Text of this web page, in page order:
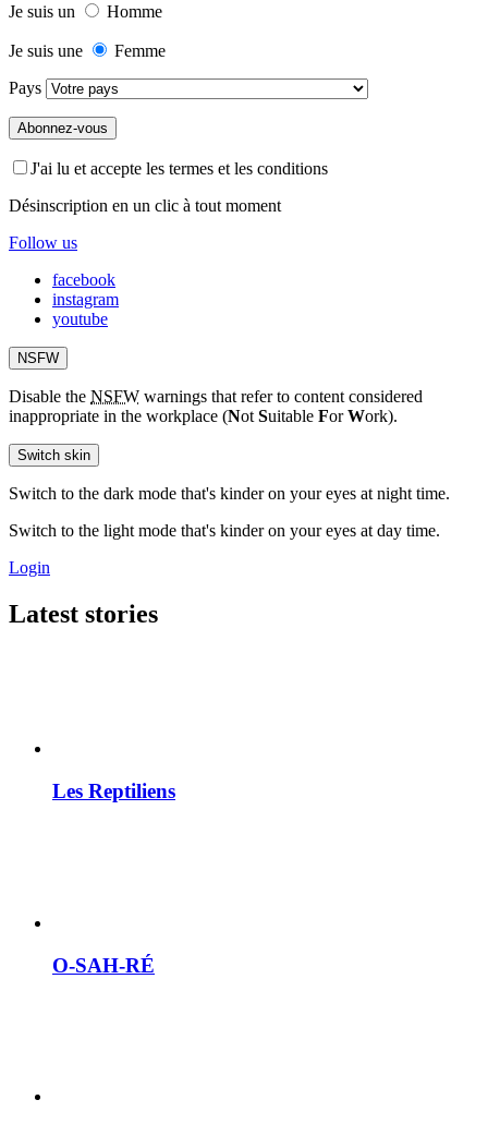
Je suis un Homme
Je suis une
Femme
Pays
J'ai lu et accepte les termes et les conditions
Désinscription en un clic à tout moment
Follow us
facebook
instagram
youtube
NSFW
Disable the NSFW warnings that refer to content considered
inappropriate in the workplace (Not Suitable ForWork).
Switch skin
Switch to the dark mode that's kinder on your eyes at night time.
Switch to the light mode that's kinder on your eyes at day time.
Login
Latest stories
Les Reptiliens
O-SAH-RÉ